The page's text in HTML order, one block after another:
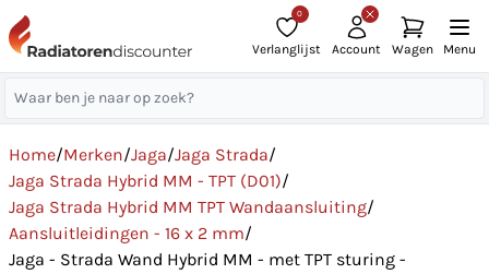
0
Verlanglijst Account Wagen Menu
Home/Merken/Jaga/Jaga Strada/
Jaga Strada Hybrid MM - TPT (D01)/
Jaga Strada Hybrid MM TPT Wandaansluiting/
Aansluitleidingen - 16 x 2 mm/
Jaga - Strada Wand Hybrid MM - met TPT sturing -